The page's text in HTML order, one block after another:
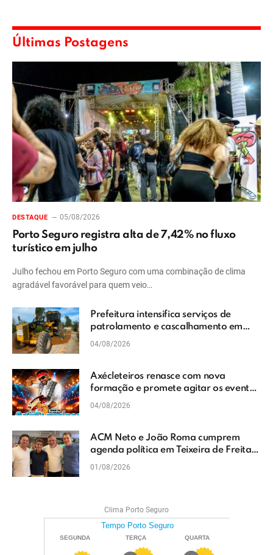
Últimas Postagens
DESTAQUE 05/08/2026
Porto Seguro registra alta de 7,42% no fluxo
turístico em julho
Julho fechou em Porto Seguro com uma combinação de clima
agradável favorável para quem veio…
Prefeitura intensifica serviços de
patrolamento e cascalhamento em
Vera Cruz
04/08/2026
Axécleteiros renasce com nova
formação e promete agitar os eventos
do Extremo Sul da Bahia
04/08/2026
ACM Neto e João Roma cumprem
agenda política em Teixeira de Freitas
e reforçam projeto para o Extremo Sul
01/08/2026
Clima Porto Seguro